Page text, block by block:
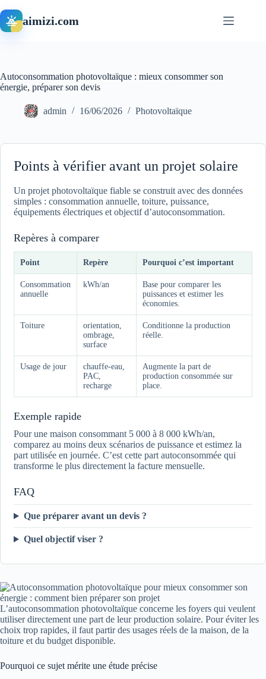
au
contenuaimizi.com
Autoconsommation photovoltaïque : mieux consommer son
énergie, préparer son devis
admin 16/06/2026 Photovoltaïque
Points à vérifier avant un projet solaire
Un projet photovoltaïque fiable se construit avec des données
simples : consommation annuelle, toiture, puissance,
équipements électriques et objectif d’autoconsommation.
Repères à comparer
Point Repère Pourquoi c’est important
Consommation
annuelle
kWh/an
Base pour comparer les
puissances et estimer les
économies.
Toiture
orientation,
ombrage,
surface
Conditionne la production
réelle.
Usage de jour
chauffe-eau,
PAC,
recharge
Augmente la part de
production consommée sur
place.
Exemple rapide
Pour une maison consommant 5 000 à 8 000 kWh/an,
comparez au moins deux scénarios de puissance et estimez la
part utilisée en journée. C’est cette part autoconsommée qui
transforme le plus directement la facture mensuelle.
FAQ
Que préparer avant un devis ?
Quel objectif viser ?
L’autoconsommation photovoltaïque concerne les foyers qui veulent
utiliser directement une part de leur production solaire. Pour éviter les
choix trop rapides, il faut partir des usages réels de la maison, de la
toiture et du budget disponible.
Pourquoi ce sujet mérite une étude précise